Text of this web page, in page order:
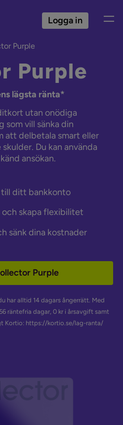
Logga in
Purple
Purple
lägsta ränta*
utan onödiga
som vill sänka din
att delbetala smart eller
Du kan använda
ansökan.
till ditt bankkonto
och skapa flexibilitet
sänk dina kostnader
Purple
har alltid 14 dagars ångerrätt. Med
räntefria dagar, 0 kr i årsavgift samt
Kortio: https://kortio.se/lag-ranta/